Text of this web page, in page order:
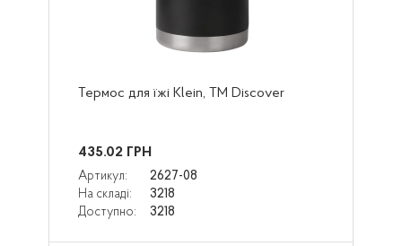
Термос для їжі Klein, TM Discover
435.02 ГРН
Артикул:
2627-08
На складі:
3218
Доступно:
3218